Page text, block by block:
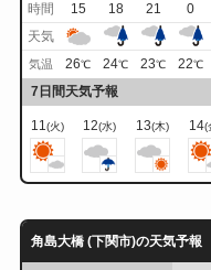
時間
15 18 21 0
天気
気温 26℃ 24℃ 23℃ 22℃
7日間天気予報
11(火) 12(水) 13(木) 14(
角島大橋 (下関市)の天気予報